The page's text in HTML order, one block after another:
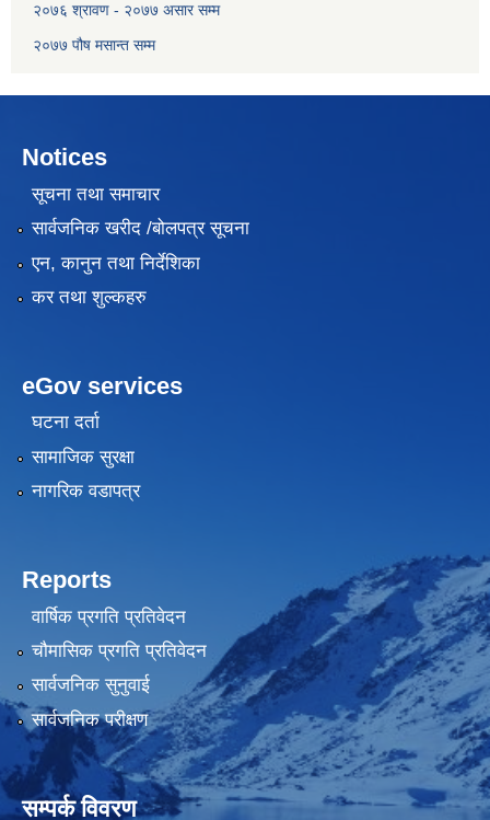
२०७६ श्रावण - २०७७ असार सम्म
२०७७ पौष मसान्त सम्म
Notices
सूचना तथा समाचार
सार्वजनिक खरीद /बोलपत्र सूचना
एन, कानुन तथा निर्देशिका
कर तथा शुल्कहरु
eGov services
घटना दर्ता
सामाजिक सुरक्षा
नागरिक वडापत्र
Reports
वार्षिक प्रगति प्रतिवेदन
चौमासिक प्रगति प्रतिवेदन
सार्वजनिक सुनुवाई
सार्वजनिक परीक्षण
सम्पर्क विवरण